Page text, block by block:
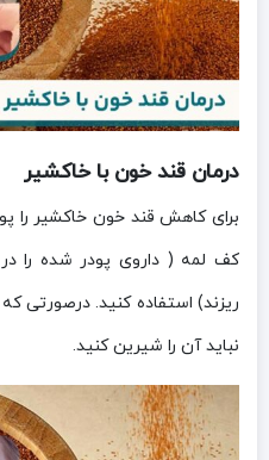
درمان قند خون با خاکشیر
برای کاهش قند خون خاکشیر را
کف لمه ( داروی پودر شده را
ریزند) استفاده کنید. درصورتی
نباید آن را شیرین کنید.